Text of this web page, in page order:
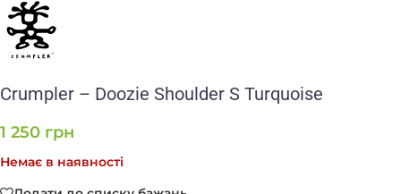
Crumpler – Doozie Shoulder S Turquoise
1 250 грн
Немає в наявності